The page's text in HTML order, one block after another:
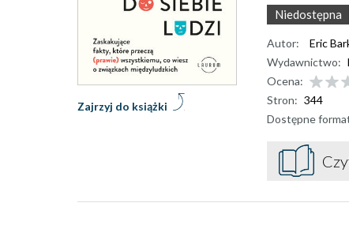
Niedostępna
Zajrzyj do książki
Autor:
Eric
Wydawnictwo:
Ocena:
Stron: 344
Dostępne